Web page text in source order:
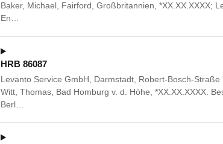
Baker, Michael, Fairford, Großbritannien, *XX.XX.XXXX;
En…
HRB 86087
Levanto Service GmbH, Darmstadt, Robert-Bosch-
Witt, Thomas, Bad Homburg v. d. Höhe, *XX.XX.XXXX.
Berl…